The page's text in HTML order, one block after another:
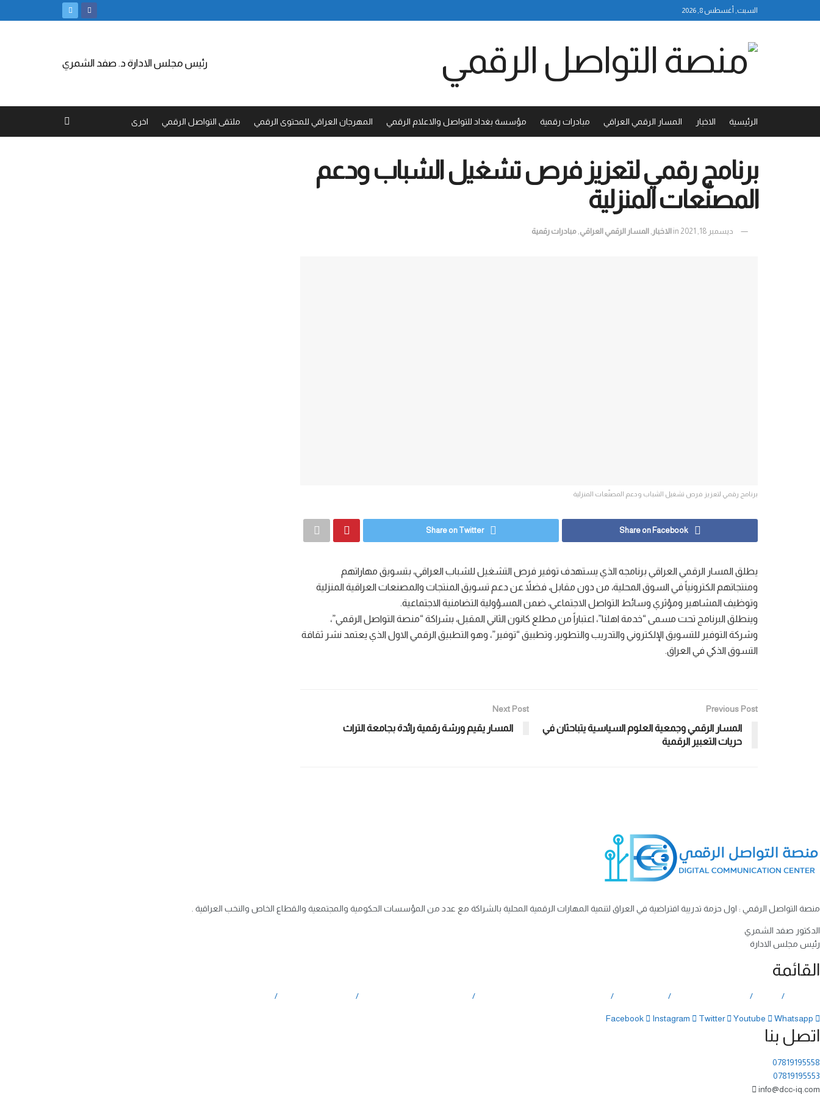
السبت, أغسطس 8, 2026
رئيس مجلس الادارة د. صفد الشمري
الرئيسية الاخبار المسار الرقمي العراقي مبادرات رقمية مؤسسة بغداد للتواصل والاعلام الرقمي المهرجان العراقي للمحتوى الرقمي ملتقى التواصل الرقمي اخرى
برنامج رقمي لتعزيز فرص تشغيل الشباب ودعم
المصنّعات المنزلية
ديسمبر 18, 2021 in الاخبار المسار الرقمي العراقي مبادرات رقمية
برنامج رقمي لتعزيز فرص تشغيل الشباب ودعم المصنّعات المنزلية
Share on Facebook
Share on Twitter
يطلق المسار الرقمي العراقي برنامجه الذي يستهدف توفير فرص التشغيل للشباب العراقي، بتسويق مهاراتهم
ومنتجاتهم الكترونياً في السوق المحلية، من دون مقابل، فضلاً عن دعم تسويق المنتجات والمصنعات العراقية المنزلية
وتوظيف المشاهير ومؤثري وسائط التواصل الاجتماعي، ضمن المسؤولية التضامنية الاجتماعية.
وينطلق البرنامج تحت مسمى “خدمة اهلنا”، اعتباراً من مطلع كانون الثاني المقبل، بشراكة “منصة التواصل الرقمي”،
وشركة التوفير للتسويق الإلكتروني والتدريب والتطوير، وتطبيق “توفير”، وهو التطبيق الرقمي الاول الذي يعتمد نشر ثقافة
التسوق الذكي في العراق.
Previous Post
المسار الرقمي وجمعية العلوم السياسية يتباحثان في
حريات التعبير الرقمية
Next Post
المسار يقيم ورشة رقمية رائدة بجامعة التراث
منصة التواصل الرقمي : اول حزمة تدريبة افتراضية في العراق لتنمية المهارات الرقمية المحلية بالشراكة مع عدد من المؤسسات الحكومية والمجتمعية والقطاع الخاص والنخب العراقية .
الدكتور صفد الشمري
رئيس مجلس الادارة
القائمة
Facebook Instagram Twitter Youtube Whatsapp
اتصل بنا
07819195558
07819195553
info@dcc-iq.com